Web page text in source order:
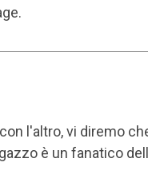
l'altro, vi diremo
è un fanatico